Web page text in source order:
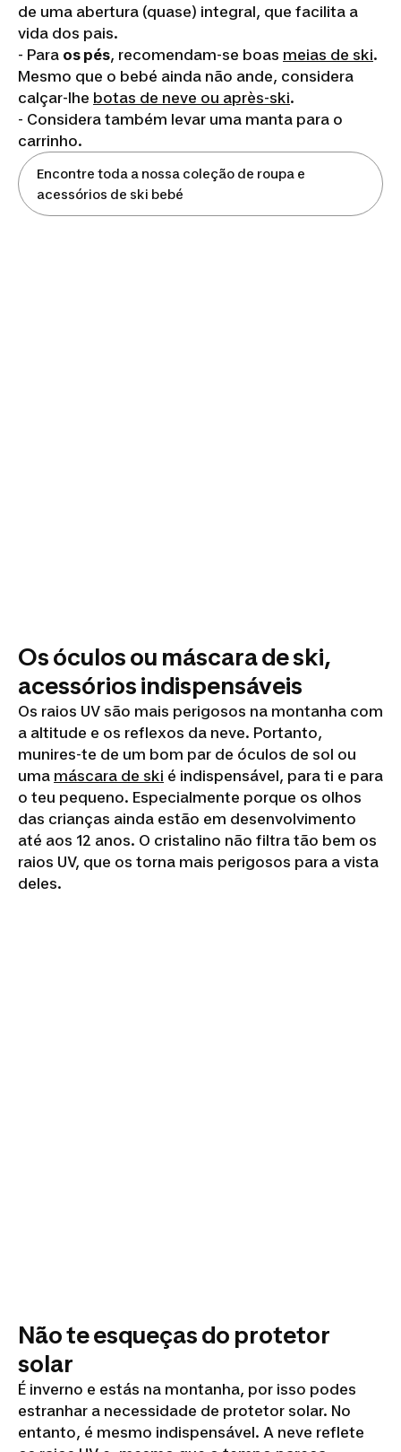
de uma abertura (quase) integral, que facilita a
vida dos pais.
- Para os pés, recomendam-se boas meias de ski.
Mesmo que o bebé ainda não ande, considera
calçar-lhe botas de neve ou après-ski.
- Considera também levar uma manta para o
carrinho.
Encontre toda a nossa coleção de roupa e
acessórios de ski bebé
Os óculos ou máscara de ski,
acessórios indispensáveis
Os raios UV são mais perigosos na montanha com
a altitude e os reflexos da neve. Portanto,
munires-te de um bom par de óculos de sol ou
uma máscara de ski é indispensável, para ti e para
o teu pequeno. Especialmente porque os olhos
das crianças ainda estão em desenvolvimento
até aos 12 anos. O cristalino não filtra tão bem os
raios UV, que os torna mais perigosos para a vista
deles.
Não te esqueças do protetor
solar
É inverno e estás na montanha, por isso podes
estranhar a necessidade de protetor solar. No
entanto, é mesmo indispensável. A neve reflete